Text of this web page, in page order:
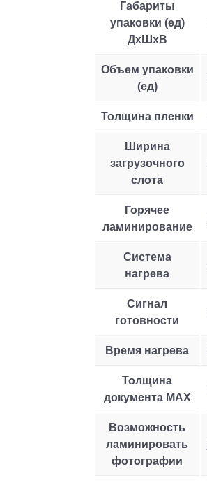
Габариты
упаковки (ед)
ДхШхВ
Объем упаковки
(ед)
Толщина пленки
Ширина
загрузочного
слота
Горячее
ламинирование
Система
нагрева
Сигнал
готовности
Время нагрева
Толщина
документа MAX
Возможность
ламинировать
фотографии